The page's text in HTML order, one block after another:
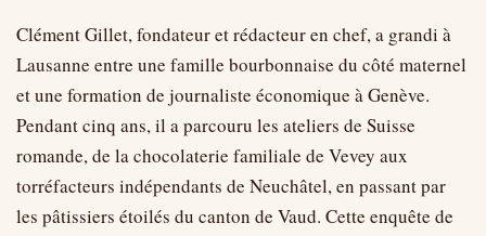
Clément Gillet, fondateur et rédacteur en chef, a grandi à
Lausanne entre une famille bourbonnaise du côté maternel
et une formation de journaliste économique à Genève.
Pendant cinq ans, il a parcouru les ateliers de Suisse
romande, de la chocolaterie familiale de Vevey aux
torréfacteurs indépendants de Neuchâtel, en passant par
les pâtissiers étoilés du canton de Vaud. Cette enquête de